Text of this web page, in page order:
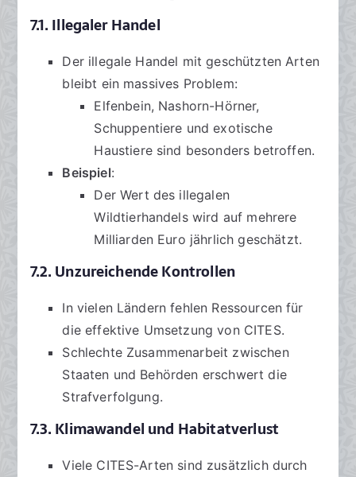
7.1. Illegaler Handel
Der illegale Handel mit geschützten Arten
bleibt ein massives Problem:
Elfenbein, Nashorn-Hörner,
Schuppentiere und exotische
Haustiere sind besonders betroffen.
Beispiel:
Der Wert des illegalen
Wildtierhandels wird auf mehrere
Milliarden Euro jährlich geschätzt.
7.2. Unzureichende Kontrollen
In vielen Ländern fehlen Ressourcen für
die effektive Umsetzung von CITES.
Schlechte Zusammenarbeit zwischen
Staaten und Behörden erschwert die
Strafverfolgung.
7.3. Klimawandel und Habitatverlust
Viele CITES-Arten sind zusätzlich durch